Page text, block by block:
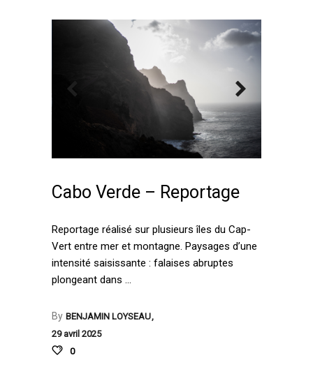
Cabo Verde – Reportage
Reportage réalisé sur plusieurs îles du Cap-
Vert entre mer et montagne. Paysages d’une
intensité saisissante : falaises abruptes
plongeant dans
By BENJAMIN LOYSEAU
29 avril 2025
0